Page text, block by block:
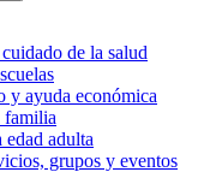
de la salud
y ayuda económica
familia
edad adulta
grupos y eventos